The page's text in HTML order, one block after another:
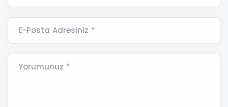
E-Posta Adresiniz *
Yorumunuz *